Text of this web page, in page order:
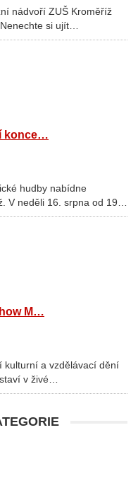
nádvoří ZUŠ Kroměříž
si ujít…
konce…
hudby nabídne
V neděli 16. srpna od 19…
M…
kulturní a vzdělávací dění
v živé…